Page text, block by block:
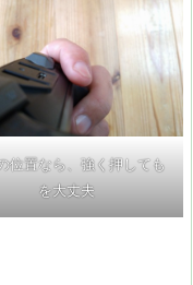
位置なら、強く押しても
を大丈夫